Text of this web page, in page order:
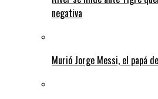
negativa
Murió Jorge Messi, el papá